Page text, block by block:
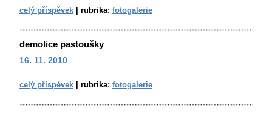
celý příspěvek rubrika: fotogalerie
demolice pastoušky
16. 11. 2010
celý příspěvek rubrika: fotogalerie